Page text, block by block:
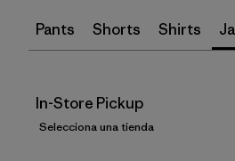
Pants Shorts Shirts
In-Store Pickup
Selecciona una tienda